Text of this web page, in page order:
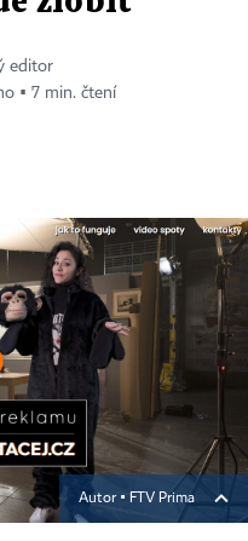
editor
▪ 7 min. čtení
Autor ▪ FTV Prima